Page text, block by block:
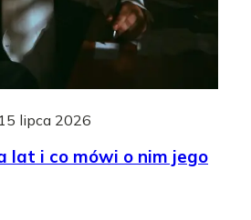
15 lipca 2026
lat i co mówi o nim jego